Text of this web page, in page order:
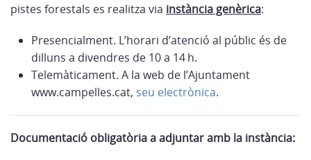
pistes forestals es realitza via instància genèrica:
Presencialment. L’horari d’atenció al públic és de
dilluns a divendres de 10 a 14 h.
Telemàticament. A la web de l’Ajuntament
www.campelles.cat, seu electrònica.
Documentació obligatòria a adjuntar amb la instància: